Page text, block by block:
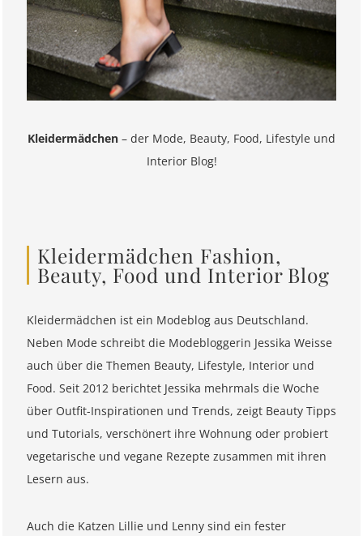
Kleidermädchen – der Mode, Beauty, Food, Lifestyle und
Interior Blog!
Kleidermädchen Fashion,
Beauty, Food und Interior Blog
Kleidermädchen ist ein Modeblog aus Deutschland.
Neben Mode schreibt die Modebloggerin Jessika Weisse
auch über die Themen Beauty, Lifestyle, Interior und
Food. Seit 2012 berichtet Jessika mehrmals die Woche
über Outfit-Inspirationen und Trends, zeigt Beauty Tipps
und Tutorials, verschönert ihre Wohnung oder probiert
vegetarische und vegane Rezepte zusammen mit ihren
Lesern aus.
Auch die Katzen Lillie und Lenny sind ein fester